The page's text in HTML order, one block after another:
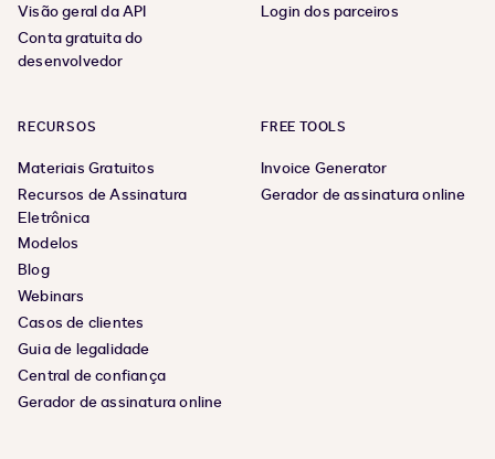
Visão geral da API
Conta gratuita do
desenvolvedor
Login dos parceiros
RECURSOS
Materiais Gratuitos
Recursos de Assinatura
Eletrônica
Modelos
Blog
Webinars
Casos de clientes
Guia de legalidade
Central de confiança
Gerador de assinatura online
FREE TOOLS
Invoice Generator
Gerador de assinatura online